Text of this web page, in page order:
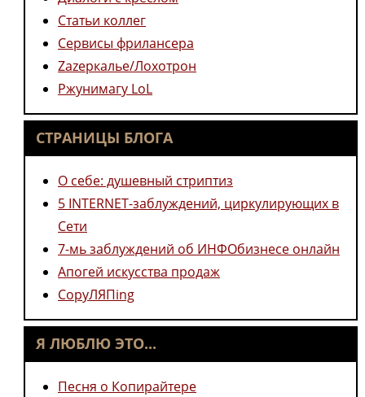
Статьи коллег
Сервисы фрилансера
Zazеркалье/Лохотрон
Ржунимагу LoL
СТРАНИЦЫ БЛОГА
О себе: душевный стриптиз
5 INTERNET-заблуждений, циркулирующих в
Сети
7-мь заблуждений об ИНФОбизнесе онлайн
Апогей искусства продаж
CopyЛЯПing
Я ЛЮБЛЮ ЭТО...
Песня о Копирайтере